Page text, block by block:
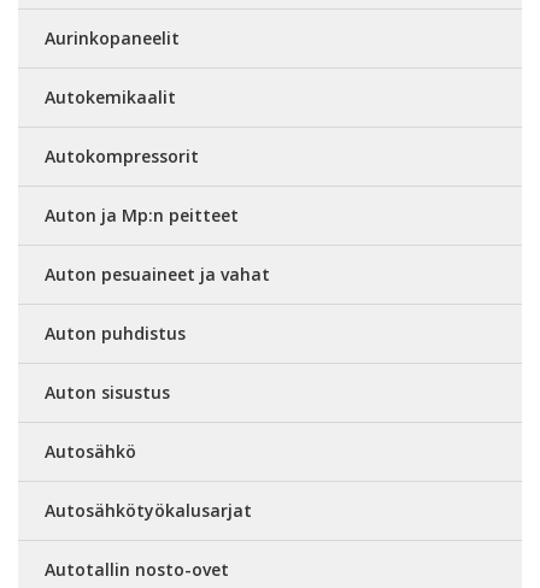
Aurinkopaneelit
Autokemikaalit
Autokompressorit
Auton ja Mp:n peitteet
Auton pesuaineet ja vahat
Auton puhdistus
Auton sisustus
Autosähkö
Autosähkötyökalusarjat
Autotallin nosto-ovet